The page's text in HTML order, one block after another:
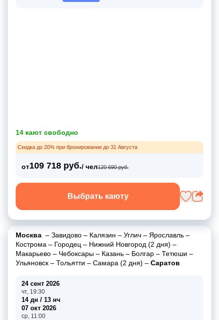
14 кают свободно
Скидка до 20% при бронировании до 31 Августа
от109 718 руб./ чел120 690 руб.
Выбрать каюту
Москва – Завидово – Калязин – Углич – Ярославль –
Кострома – Городец – Нижний Новгород (2 дня) –
Макарьево – Чебоксары – Казань – Болгар – Тетюши –
Ульяновск – Тольятти – Самара (2 дня) – Саратов
24 сент 2026
чт, 19:30
14 дн / 13 нч
07 окт 2026
ср, 11:00